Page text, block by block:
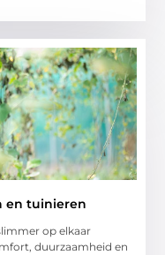
en tuinieren
op elkaar
duurzaamheid en